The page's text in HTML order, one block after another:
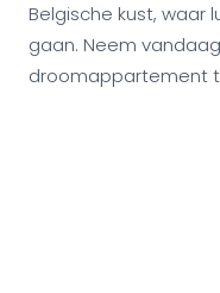
Belgische kust, waar
gaan. Neem
droomappartement